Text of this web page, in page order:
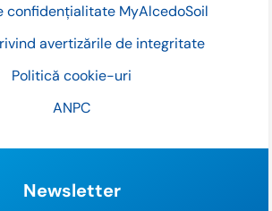
confidențialitate MyAlcedoSoil
avertizările de integritate
Politică cookie-uri
ANPC
Newsletter